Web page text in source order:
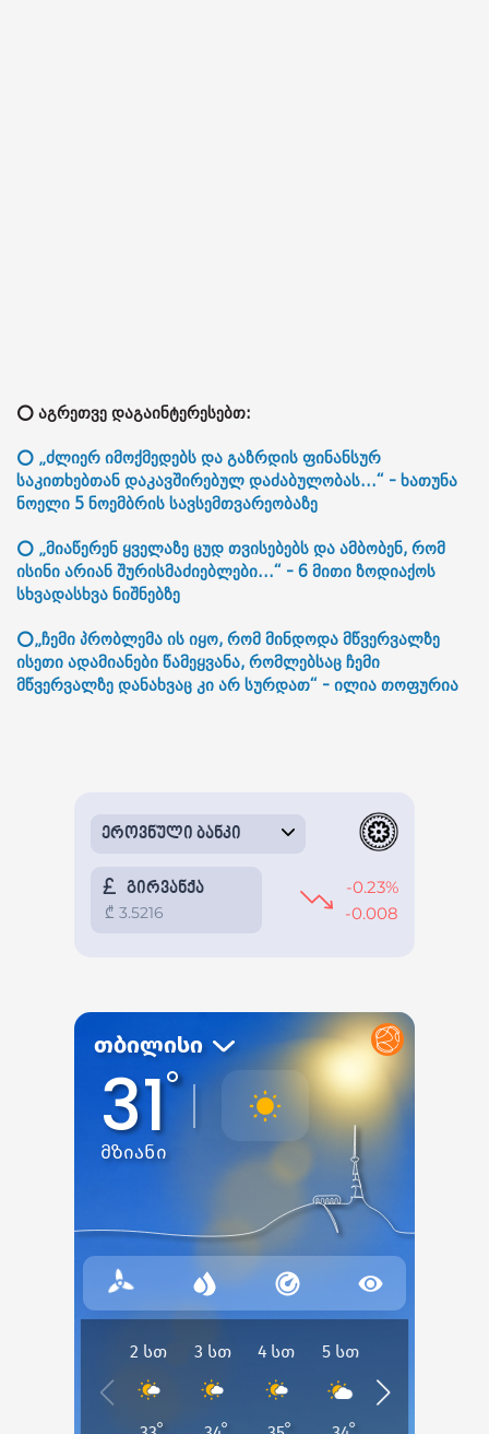
⭕ აგრეთვე დაგაინტერესებთ:
⭕ „ძლიერ იმოქმედებს და გაზრდის ფინანსურ
საკითხებთან დაკავშირებულ დაძაბულობას...“ - ხათუნა
ნოელი 5 ნოემბრის სავსემთვარეობაზე
⭕ „მიაწერენ ყველაზე ცუდ თვისებებს და ამბობენ, რომ
ისინი არიან შურისმაძიებლები...“ - 6 მითი ზოდიაქოს
სხვადასხვა ნიშნებზე
⭕„ჩემი პრობლემა ის იყო, რომ მინდოდა მწვერვალზე
ისეთი ადამიანები წამეყვანა, რომლებსაც ჩემი
მწვერვალზე დანახვაც კი არ სურდათ“ - ილია თოფურია